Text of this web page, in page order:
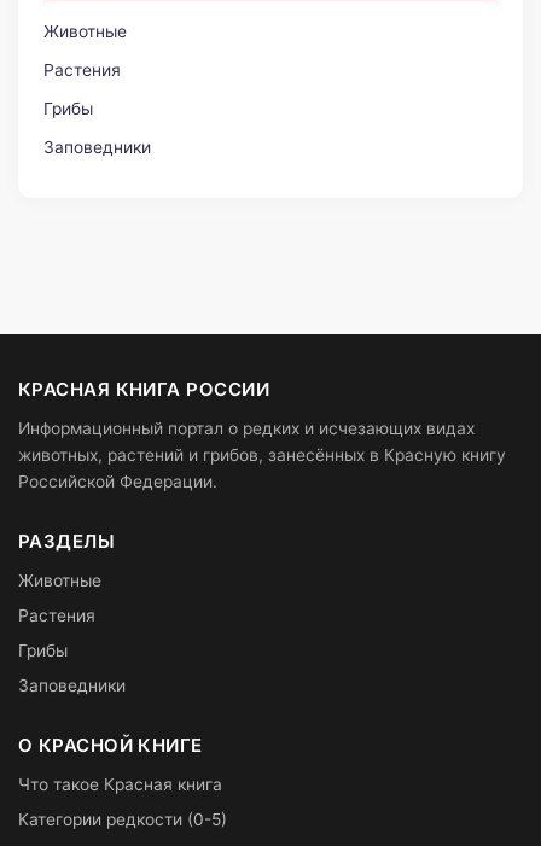
Животные
Растения
Грибы
Заповедники
КРАСНАЯ КНИГА РОССИИ
Информационный портал о редких и исчезающих видах
животных, растений и грибов, занесённых в Красную книгу
Российской Федерации.
РАЗДЕЛЫ
Животные
Растения
Грибы
Заповедники
О КРАСНОЙ КНИГЕ
Что такое Красная книга
Категории редкости (0-5)